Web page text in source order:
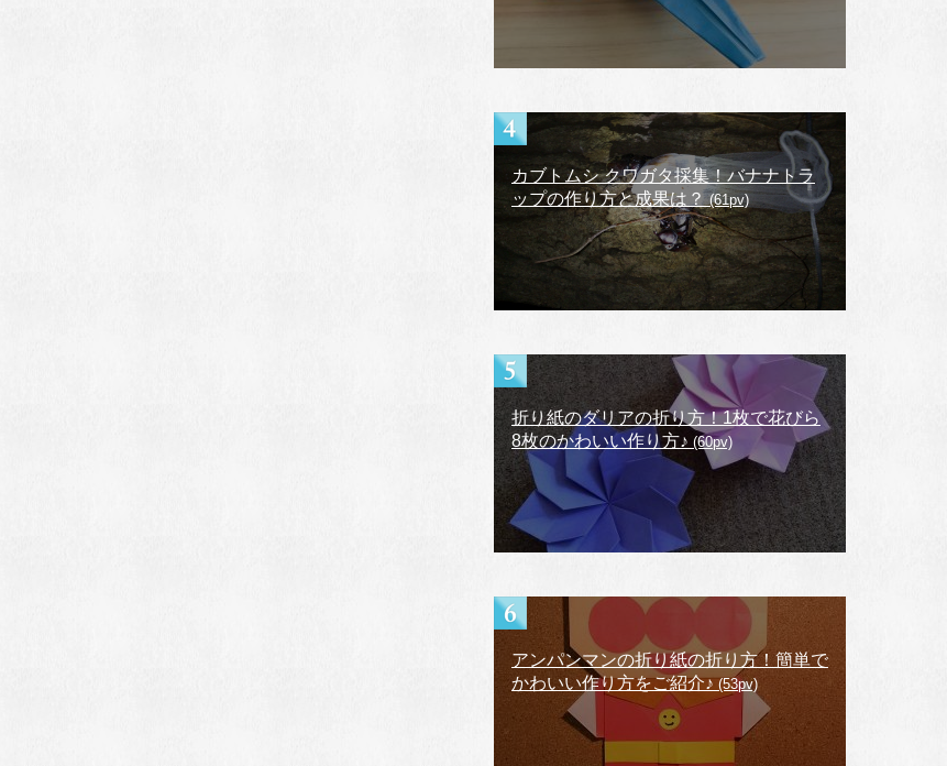
カブトムシ クワガタ採集！バナナトラ
ップの作り方と成果は？ (61pv)
折り紙のダリアの折り方！1枚で花びら
8枚のかわいい作り方♪ (60pv)
アンパンマンの折り紙の折り方！簡単で
かわいい作り方をご紹介♪ (53pv)